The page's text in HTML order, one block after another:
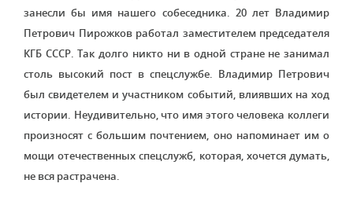
занесли бы имя нашего собеседника. 20 лет Владимир
Петрович Пирожков работал заместителем председателя
КГБ СССР. Так долго никто ни в одной стране не занимал
столь высокий пост в спецслужбе. Владимир Петрович
был свидетелем и участником событий, влиявших на ход
истории. Неудивительно, что имя этого человека коллеги
произносят с большим почтением, оно напоминает им о
мощи отечественных спецслужб, которая, хочется думать,
не вся растрачена.